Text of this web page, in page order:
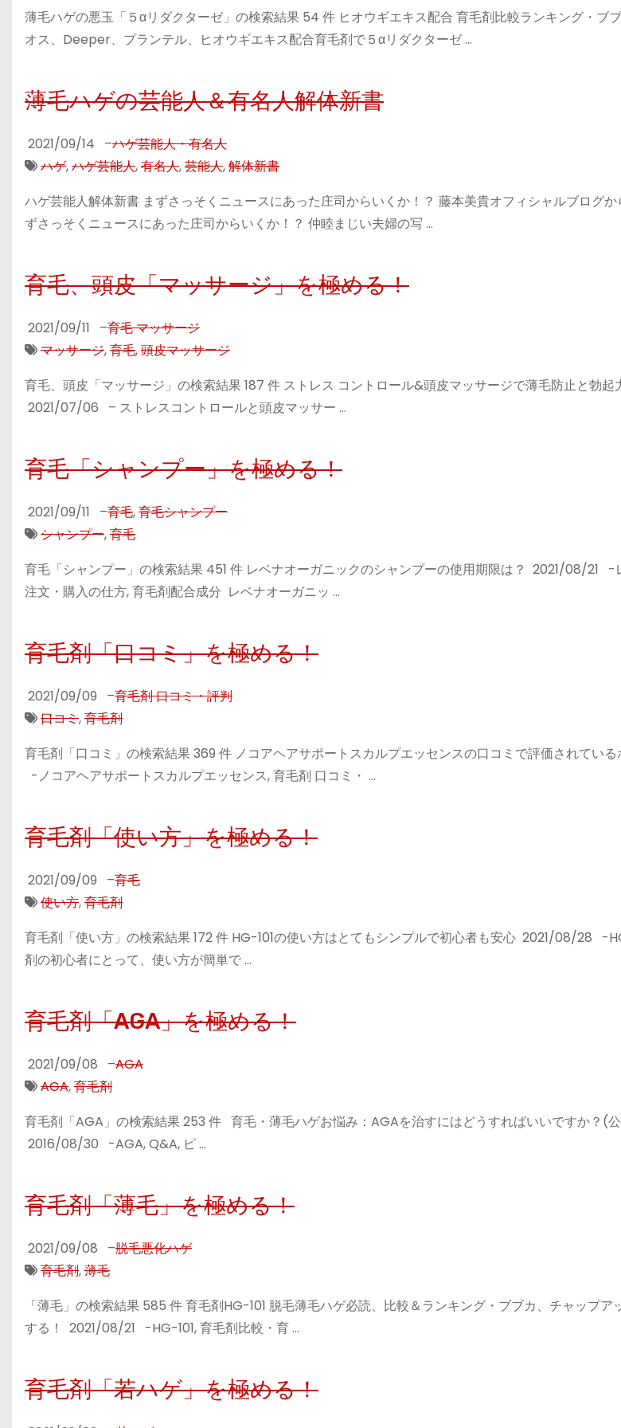
薄毛ハゲの悪玉「５αリダクターゼ」の検索結果 54 件 ヒオウギエキス配合 育毛剤比較ランキング・ブ
オス、Deeper、プランテル、ヒオウギエキス配合育毛剤で５αリダクターゼ …
薄毛ハゲの芸能人＆有名人解体新書
2021/09/14 –ハゲ芸能人・有名人
ハゲ,ハゲ芸能人,有名人,芸能人,解体新書
ハゲ芸能人解体新書 まずさっそくニュースにあった庄司からいくか！？ 藤本美貴オフィシャルブログ
ずさっそくニュースにあった庄司からいくか！？ 仲睦まじい夫婦の写 …
育毛、頭皮「マッサージ」を極める！
2021/09/11 –育毛 マッサージ
マッサージ,育毛,頭皮マッサージ
育毛、頭皮「マッサージ」の検索結果 187 件 ストレス コントロール&頭皮マッサージで薄毛防止と勃起
2021/07/06 – ストレスコントロールと頭皮マッサー …
育毛「シャンプー」を極める！
2021/09/11 –育毛,育毛シャンプー
シャンプー,育毛
育毛「シャンプー」の検索結果 451 件 レベナオーガニックのシャンプーの使用期限は？ 2021/08/21 -
注文・購入の仕方, 育毛剤配合成分 レベナオーガニッ …
育毛剤「口コミ」を極める！
2021/09/09 –育毛剤 口コミ・評判
口コミ,育毛剤
育毛剤「口コミ」の検索結果 369 件 ノコアヘアサポートスカルプエッセンスの口コミで評価されてい
-ノコアヘアサポートスカルプエッセンス, 育毛剤 口コミ・ …
育毛剤「使い方」を極める！
2021/09/09 –育毛
使い方,育毛剤
育毛剤「使い方」の検索結果 172 件 HG-101の使い方はとてもシンプルで初心者も安心 2021/08/28 -
剤の初心者にとって、使い方が簡単で …
育毛剤「AGA」を極める！
2021/09/08 –AGA
AGA,育毛剤
育毛剤「AGA」の検索結果 253 件 育毛・薄毛ハゲお悩み：AGAを治すにはどうすればいいですか？(
2016/08/30 -AGA, Q&A, ピ …
育毛剤「薄毛」を極める！
2021/09/08 –脱毛悪化ハゲ
育毛剤,薄毛
「薄毛」の検索結果 585 件 育毛剤HG-101 脱毛薄毛ハゲ必読、比較＆ランキング・ブブカ、チャップア
する！ 2021/08/21 -HG-101, 育毛剤比較・育 …
育毛剤「若ハゲ」を極める！